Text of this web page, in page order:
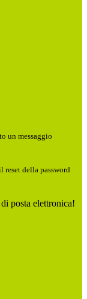
un messaggio
reset della password
posta elettronica!